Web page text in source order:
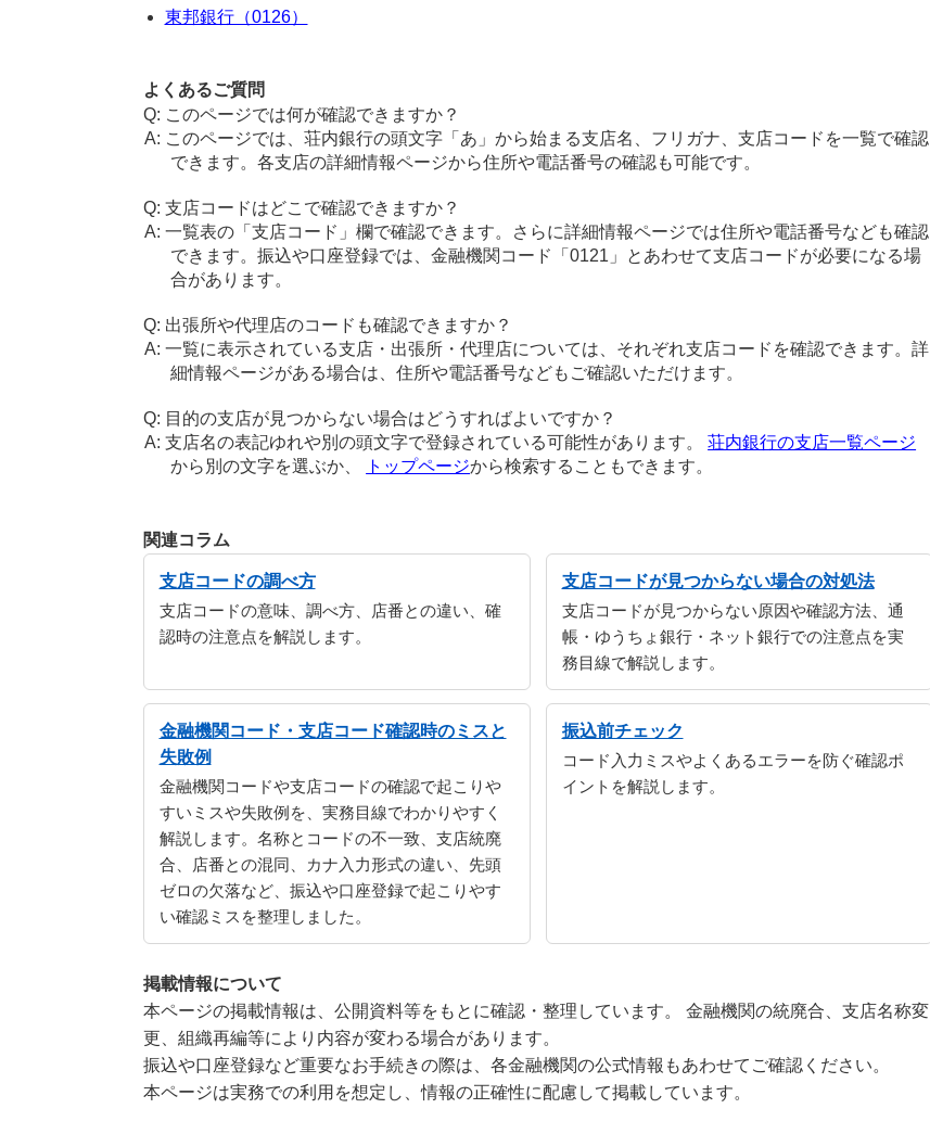
東邦銀行（0126）
よくあるご質問
このページでは何が確認できますか？
このページでは、荘内銀行の頭文字「あ」から始まる支店名、フリガナ、支店コードを一覧で確認
できます。各支店の詳細情報ページから住所や電話番号の確認も可能です。
支店コードはどこで確認できますか？
一覧表の「支店コード」欄で確認できます。さらに詳細情報ページでは住所や電話番号なども確認
できます。振込や口座登録では、金融機関コード「0121」とあわせて支店コードが必要になる場
合があります。
出張所や代理店のコードも確認できますか？
一覧に表示されている支店・出張所・代理店については、それぞれ支店コードを確認できます。詳
細情報ページがある場合は、住所や電話番号などもご確認いただけます。
目的の支店が見つからない場合はどうすればよいですか？
支店名の表記ゆれや別の頭文字で登録されている可能性があります。荘内銀行の支店一覧ページ
から別の文字を選ぶか、
トップページから検索することもできます。
関連コラム
支店コードの調べ方
支店コードの意味、調べ方、店番との違い、確
認時の注意点を解説します。
支店コードが見つからない場合の対処法
支店コードが見つからない原因や確認方法、通
帳・ゆうちょ銀行・ネット銀行での注意点を実
務目線で解説します。
金融機関コード・支店コード確認時のミスと
失敗例
金融機関コードや支店コードの確認で起こりや
すいミスや失敗例を、実務目線でわかりやすく
解説します。名称とコードの不一致、支店統廃
合、店番との混同、カナ入力形式の違い、先頭
ゼロの欠落など、振込や口座登録で起こりやす
い確認ミスを整理しました。
振込前チェック
コード入力ミスやよくあるエラーを防ぐ確認ポ
イントを解説します。
掲載情報について
本ページの掲載情報は、公開資料等をもとに確認・整理しています。 金融機関の統廃合、支店名称変
更、組織再編等により内容が変わる場合があります。
振込や口座登録など重要なお手続きの際は、各金融機関の公式情報もあわせてご確認ください。
本ページは実務での利用を想定し、情報の正確性に配慮して掲載しています。